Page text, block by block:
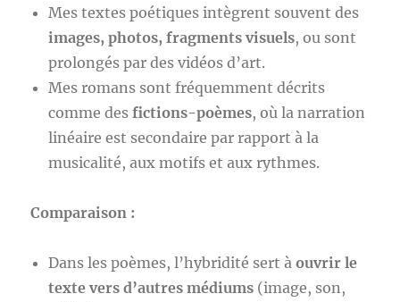
Mes textes poétiques intègrent souvent des
images, photos, fragments visuels, ou sont
prolongés par des vidéos d’art.
Mes romans sont fréquemment décrits
comme desfictions-poèmes, où la narration
linéaire est secondaire par rapport à la
musicalité, aux motifs et aux rythmes.
Comparaison :
Dans les poèmes, l’hybridité sert àouvrir le
texte vers d’autres médiums (image, son,